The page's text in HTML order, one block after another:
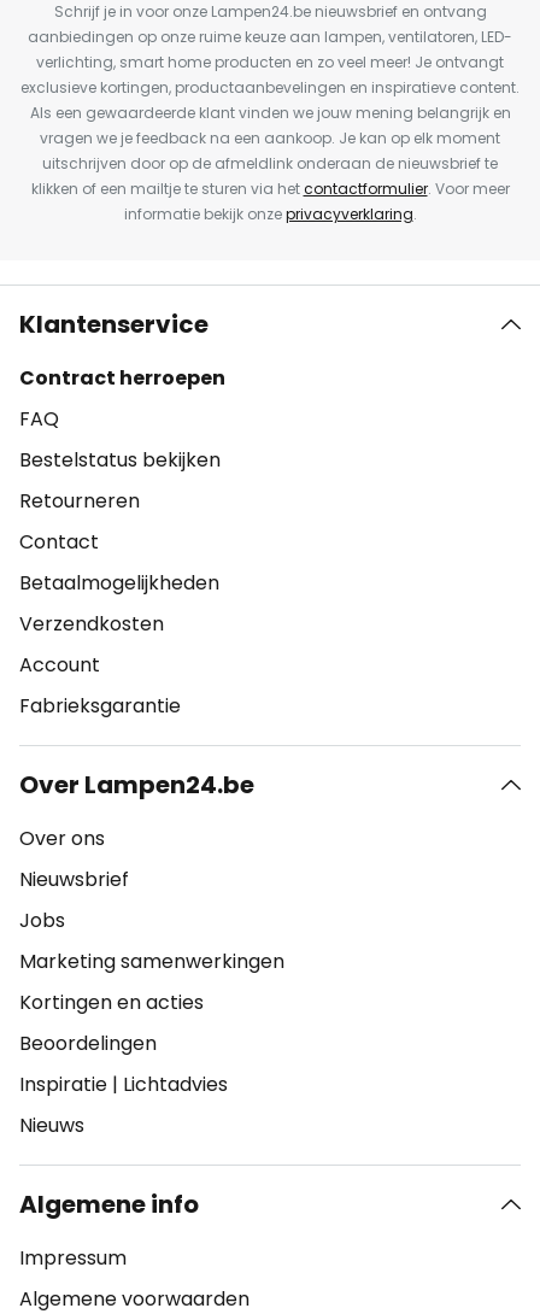
Schrijf je in voor onze Lampen24.be nieuwsbrief en ontvang
aanbiedingen op onze ruime keuze aan lampen, ventilatoren, LED-
verlichting, smart home producten en zo veel meer! Je ontvangt
exclusieve kortingen, productaanbevelingen en inspiratieve content.
Als een gewaardeerde klant vinden we jouw mening belangrijk en
vragen we je feedback na een aankoop. Je kan op elk moment
uitschrijven door op de afmeldlink onderaan de nieuwsbrief te
klikken of een mailtje te sturen via hetcontactformulier. Voor meer
informatie bekijk onzeprivacyverklaring.
Klantenservice
Contract herroepen
FAQ
Bestelstatus bekijken
Retourneren
Contact
Betaalmogelijkheden
Verzendkosten
Account
Fabrieksgarantie
Over Lampen24.be
Over ons
Nieuwsbrief
Jobs
Marketing samenwerkingen
Kortingen en acties
Beoordelingen
Inspiratie | Lichtadvies
Nieuws
Algemene info
Impressum
Algemene voorwaarden